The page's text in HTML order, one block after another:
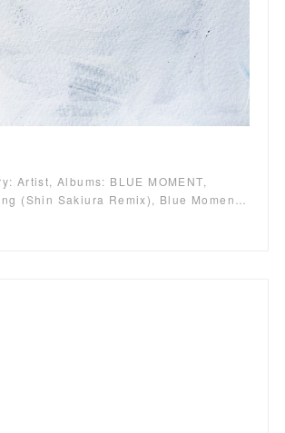
Artist, Albums: BLUE MOMENT,
(Shin Sakiura Remix), Blue Momen…